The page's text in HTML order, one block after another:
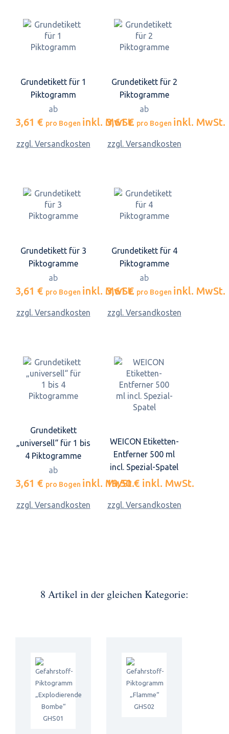
Grundetikett für 1
Piktogramm
ab
3,61 € pro Bogen inkl. MwSt.
zzgl. Versandkosten
Grundetikett für 2
Piktogramme
ab
3,61 € pro Bogen inkl. MwSt.
zzgl. Versandkosten
Grundetikett für 3
Piktogramme
ab
3,61 € pro Bogen inkl. MwSt.
zzgl. Versandkosten
Grundetikett für 4
Piktogramme
ab
3,61 € pro Bogen inkl. MwSt.
zzgl. Versandkosten
Grundetikett
„universell“ für 1 bis
4 Piktogramme
ab
3,61 € pro Bogen inkl. MwSt.
zzgl. Versandkosten
WEICON Etiketten-
Entferner 500 ml
incl. Spezial-Spatel
19,50 € inkl. MwSt.
zzgl. Versandkosten
8 Artikel in der gleichen Kategorie: